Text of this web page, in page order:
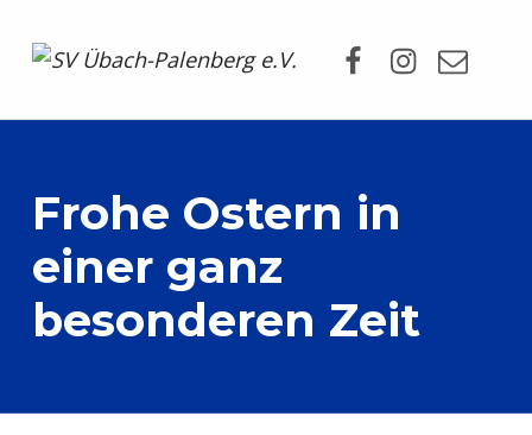
Frohe Ostern in
einer ganz
besonderen Zeit